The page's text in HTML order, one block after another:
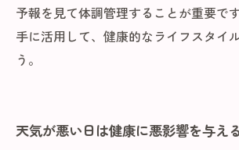
予報を見て体調管理することが重要で
手に活用して、健康的なライフスタイ
う。
天気が悪い日は健康に悪影響を与え